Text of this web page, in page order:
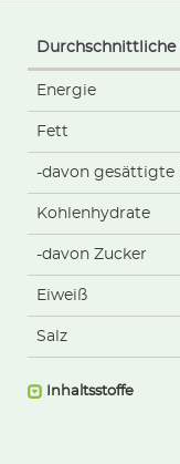
Durchschnittliche
Energie
Fett
-davon gesättigte
Kohlenhydrate
-davon Zucker
Eiweiß
Salz
Inhaltsstoffe